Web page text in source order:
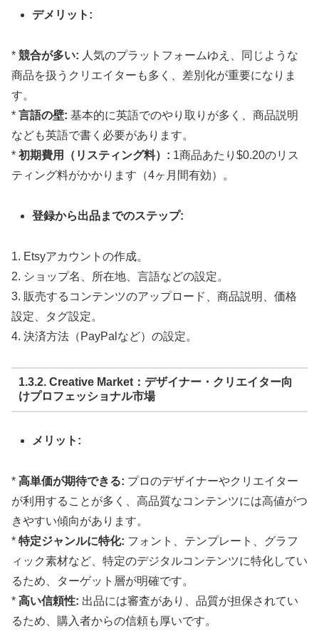
デメリット:
* 競合が多い: 人気のプラットフォームゆえ、同じような
商品を扱うクリエイターも多く、差別化が重要になりま
す。
* 言語の壁: 基本的に英語でのやり取りが多く、商品説明
なども英語で書く必要があります。
* 初期費用（リスティング料）: 1商品あたり$0.20のリス
ティング料がかかります（4ヶ月間有効）。
登録から出品までのステップ:
1. Etsyアカウントの作成。
2. ショップ名、所在地、言語などの設定。
3. 販売するコンテンツのアップロード、商品説明、価格
設定、タグ設定。
4. 決済方法（PayPalなど）の設定。
1.3.2. Creative Market：デザイナー・クリエイター向
けプロフェッショナル市場
メリット:
* 高単価が期待できる: プロのデザイナーやクリエイター
が利用することが多く、高品質なコンテンツには高値がつ
きやすい傾向があります。
* 特定ジャンルに特化: フォント、テンプレート、グラフ
ィック素材など、特定のデジタルコンテンツに特化してい
るため、ターゲット層が明確です。
* 高い信頼性: 出品には審査があり、品質が担保されてい
るため、購入者からの信頼も厚いです。